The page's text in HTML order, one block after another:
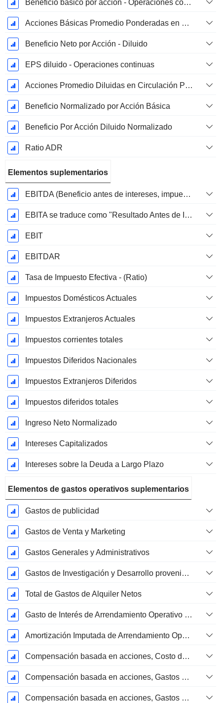
Beneficio básico por acción - Operaciones continuas
Acciones Básicas Promedio Ponderadas en Circulación
Beneficio Neto por Acción - Diluido
EPS diluido - Operaciones continuas
Acciones Promedio Diluidas en Circulación Ponderadas
Beneficio Normalizado por Acción Básica
Beneficio Por Acción Diluido Normalizado
Ratio ADR
Elementos suplementarios
EBITDA (Beneficio antes de intereses, impuestos, depreciación y amortización)
EBITA se traduce como "Resultado Antes de Intereses, Impuestos y Amortizaciones" en español.
EBIT
EBITDAR
Tasa de Impuesto Efectiva - (Ratio)
Impuestos Domésticos Actuales
Impuestos Extranjeros Actuales
Impuestos corrientes totales
Impuestos Diferidos Nacionales
Impuestos Extranjeros Diferidos
Impuestos diferidos totales
Ingreso Neto Normalizado
Intereses Capitalizados
Intereses sobre la Deuda a Largo Plazo
Elementos de gastos operativos suplementarios
Gastos de publicidad
Gastos de Venta y Marketing
Gastos Generales y Administrativos
Gastos de Investigación y Desarrollo provenientes de las Notas al Pie de Página
Total de Gastos de Alquiler Netos
Gasto de Interés de Arrendamiento Operativo Imputado
Amortización Imputada de Arrendamiento Operativo
Compensación basada en acciones, Costo de los bienes vendidos (Total)
Compensación basada en acciones, Gastos de I+D (Total)
Compensación basada en acciones, Gastos de ventas y marketing (Total)